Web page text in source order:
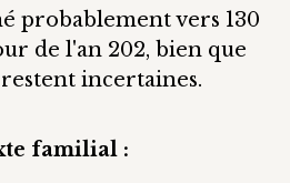
probablement vers 130
de l'an 202, bien que
incertaines.
familial :